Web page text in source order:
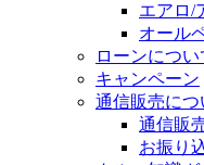
エアロ/
オール
ローンについ
キャンペーン
通信販売につ
通信販
お振り